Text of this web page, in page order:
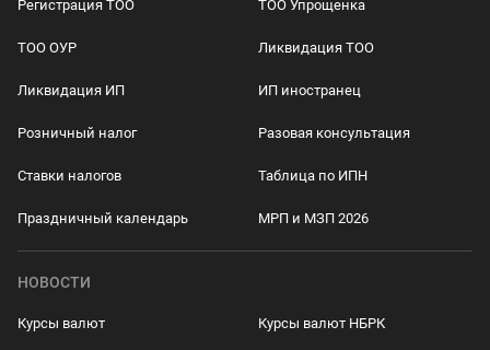
Регистрация ТОО ТОО Упрощенка
ТОО ОУР Ликвидация ТОО
Ликвидация ИП ИП иностранец
Розничный налог Разовая консультация
Ставки налогов Таблица по ИПН
Праздничный календарь МРП и МЗП 2026
НОВОСТИ
Курсы валют Курсы валют НБРК